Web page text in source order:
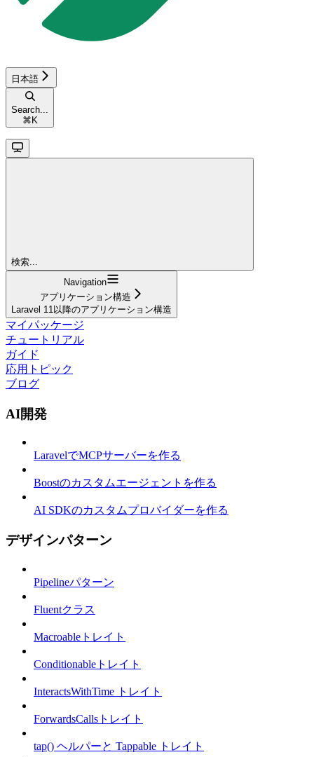
日本語
Search...
⌘ K
検索...
Navigation
アプリケーション構造
Laravel 11以降のアプリケーション構造
マイパッケージ
チュートリアル
ガイド
応用トピック
ブログ
AI開発
LaravelでMCPサーバーを作る
Boostのカスタムエージェントを作る
AI SDKのカスタムプロバイダーを作る
デザインパターン
Pipelineパターン
Fluentクラス
Macroableトレイト
Conditionableトレイト
InteractsWithTime トレイト
ForwardsCallsトレイト
tap() ヘルパーと Tappable トレイト